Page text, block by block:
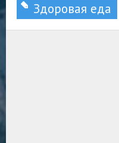
Здоровая еда